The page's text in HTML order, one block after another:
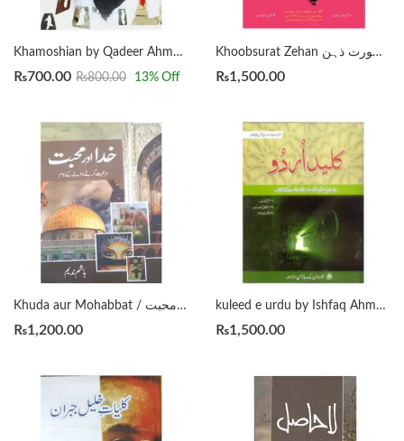
Khamoshian by Qadeer Ahmad خاموشیاں شعری مجموعہ
₨700.00 ₨800.00 13% Off
Khoobsurat Zehan خوبصورت ذہن
₨1,500.00
Khuda aur Mohabbat / خدا اور محبت by Hashim Nadeem
₨1,200.00
kuleed e urdu by Ishfaq Ahmad Virk & Dr. Gafoor Shah Qasim
₨1,500.00